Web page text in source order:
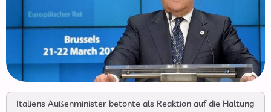
Italiens Außenminister betonte als Reaktion auf die Haltung